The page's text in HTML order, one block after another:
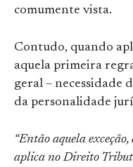
comumente vista.
Contudo, quando
aquela primeira
geral – necessidade
da personalidade
“Então aquela
aplica no Direito